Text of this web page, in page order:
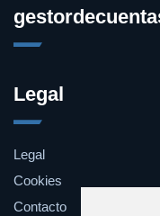
Legal
Legal
Cookies
Contacto